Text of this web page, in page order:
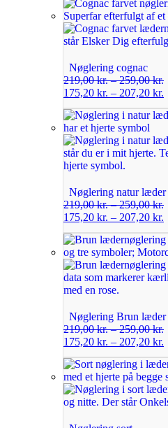
Nøglering cognac
219,00kr.–259,00kr.
175,20 kr. – 207,20 kr.
Nøglering natur læder
219,00kr.–259,00kr.
175,20 kr. – 207,20 kr.
Nøglering Brun læder
219,00kr.–259,00kr.
175,20 kr. – 207,20 kr.